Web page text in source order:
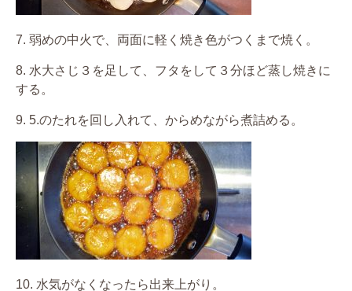
7. 弱めの中火で、両面に軽く焼き色がつくまで焼く。
8. 水大さじ３を足して、フタをして３分ほど蒸し焼きに
する。
9. 5.のたれを回し入れて、からめながら煮詰める。
10. 水気がなくなったら出来上がり。